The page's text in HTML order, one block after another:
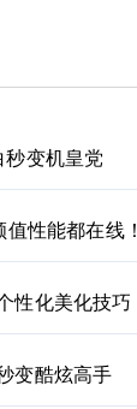
秒变机皇党
性能都在线！
性化美化技巧
变酷炫高手